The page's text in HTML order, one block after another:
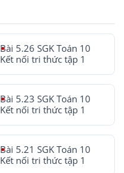
Bài 5.26 SGK Toán 10
Kết nối tri thức tập 1
Bài 5.23 SGK Toán 10
Kết nối tri thức tập 1
Bài 5.21 SGK Toán 10
Kết nối tri thức tập 1